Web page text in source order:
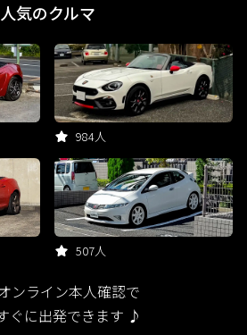
人気のクルマ
984人
507人
ンライン本人確認で
ぐに出発できます ♪